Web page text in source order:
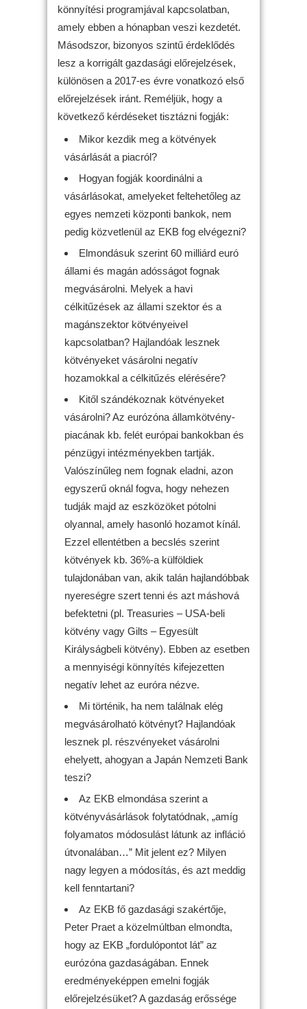
könnyítési programjával kapcsolatban,
amely ebben a hónapban veszi kezdetét.
Másodszor, bizonyos szintű érdeklődés
lesz a korrigált gazdasági előrejelzések,
különösen a 2017-es évre vonatkozó első
előrejelzések iránt. Reméljük, hogy a
következő kérdéseket tisztázni fogják:
Mikor kezdik meg a kötvények
vásárlását a piacról?
Hogyan fogják koordinálni a
vásárlásokat, amelyeket feltehetőleg az
egyes nemzeti központi bankok, nem
pedig közvetlenül az EKB fog elvégezni?
Elmondásuk szerint 60 milliárd euró
állami és magán adósságot fognak
megvásárolni. Melyek a havi
célkitűzések az állami szektor és a
magánszektor kötvényeivel
kapcsolatban? Hajlandóak lesznek
kötvényeket vásárolni negatív
hozamokkal a célkitűzés elérésére?
Kitől szándékoznak kötvényeket
vásárolni? Az eurózóna államkötvény-
piacának kb. felét európai bankokban és
pénzügyi intézményekben tartják.
Valószínűleg nem fognak eladni, azon
egyszerű oknál fogva, hogy nehezen
tudják majd az eszközöket pótolni
olyannal, amely hasonló hozamot kínál.
Ezzel ellentétben a becslés szerint
kötvények kb. 36%-a külföldiek
tulajdonában van, akik talán hajlandóbbak
nyereségre szert tenni és azt máshová
befektetni (pl. Treasuries – USA-beli
kötvény vagy Gilts – Egyesült
Királyságbeli kötvény). Ebben az esetben
a mennyiségi könnyítés kifejezetten
negatív lehet az euróra nézve.
Mi történik, ha nem találnak elég
megvásárolható kötvényt? Hajlandóak
lesznek pl. részvényeket vásárolni
ehelyett, ahogyan a Japán Nemzeti Bank
teszi?
Az EKB elmondása szerint a
kötvényvásárlások folytatódnak, „amíg
folyamatos módosulást látunk az infláció
útvonalában…” Mit jelent ez? Milyen
nagy legyen a módosítás, és azt meddig
kell fenntartani?
Az EKB fő gazdasági szakértője,
Peter Praet a közelmúltban elmondta,
hogy az EKB „fordulópontot lát” az
eurózóna gazdaságában. Ennek
eredményeképpen emelni fogják
előrejelzésüket? A gazdaság erőssége